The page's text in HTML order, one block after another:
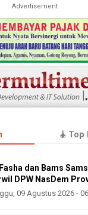
Advertisement
Top
dan Bams
DPW NasDem
09 Agustus 2026 -